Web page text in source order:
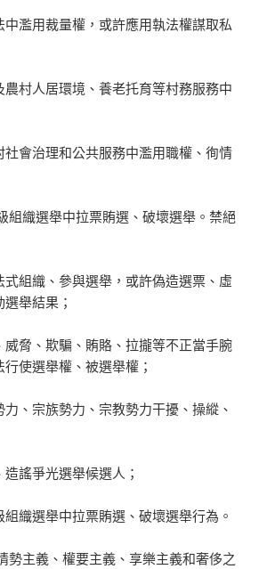
中濫用裁量權，或許應用執法權謀取私
農村人居環境、養老托育等村務服務中
社會治理和公共服務中濫用職權、徇情
組織選舉中拉票賄選、破壞選舉。禁絕
式組織、參與選舉，或許偽造選票、虛
舉結果；
威脅、欺騙、賄賂、拉攏等不正當手腕
使選舉權、被選舉權；
力、宗族勢力、宗教勢力干擾、操縱、
造謠爭光選舉候選人；
組織選舉中拉票賄選、破壞選舉行為。
勢主義、權要主義、享樂主義和奢侈之